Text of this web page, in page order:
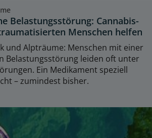
Belastungsstörung: Cannabis-
Menschen helfen
und Alpträume: Menschen mit einer
Belastungsstörung leiden oft unter
Ein Medikament speziell
– zumindest bisher.